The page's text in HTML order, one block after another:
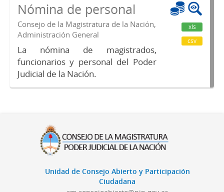
Nómina de personal
Consejo de la Magistratura de la Nación,
Administración General
La nómina de magistrados,
funcionarios y personal del Poder
Judicial de la Nación.
xls
csv
Unidad de Consejo Abierto y Participación
Ciudadana